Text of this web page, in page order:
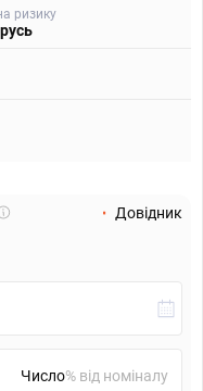
ризику
Довідник
% від номіналу